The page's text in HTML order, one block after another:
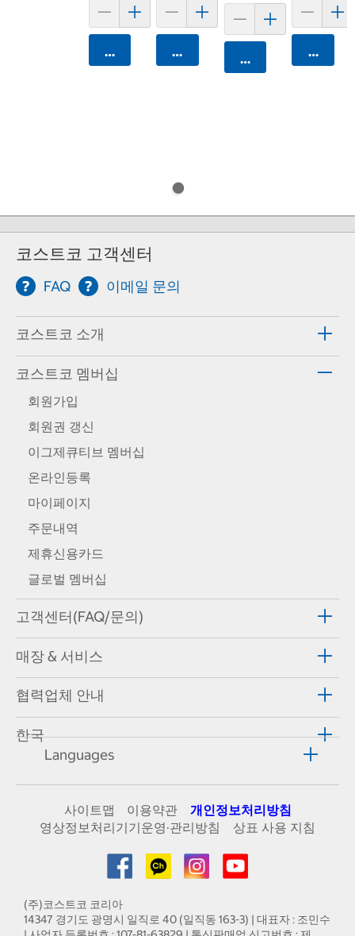
카트에 담기 카트에 담기 카트에 담기 카트에
코스트코 고객센터
FAQ 이메일 문의
코스트코 소개
코스트코 멤버십
회원가입
회원권 갱신
이그제큐티브 멤버십
온라인등록
마이페이지
주문내역
제휴신용카드
글로벌 멤버십
고객센터(FAQ/문의)
매장 & 서비스
협력업체 안내
한국
Languages
사이트맵 이용약관
개인정보처리방침
영상정보처리기기운영·관리방침
상표 사용 지침
(주)코스트코 코리아
14347 경기도 광명시 일직로 40 (일직동 163-3) | 대표자 : 조민수